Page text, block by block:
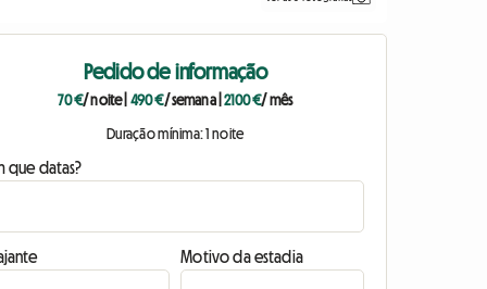
Pedido de informação
70 €/ noite| 490 €/ semana|2100 €/ mês
Duração mínima: 1 noite
que datas?
Motivo da estadia